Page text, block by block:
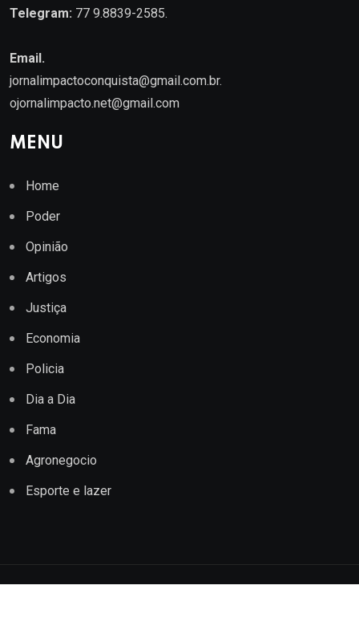
Telegram: 77 9.8839-2585.
Email.
jornalimpactoconquista@gmail.com.br.
ojornalimpacto.net@gmail.com
MENU
Home
Poder
Opinião
Artigos
Justiça
Economia
Policia
Dia a Dia
Fama
Agronegocio
Esporte e lazer